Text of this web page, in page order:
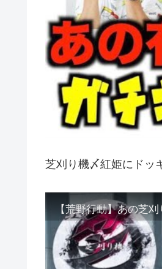
芝刈り機〆紅姫にドッ
【荒野行動】あの芝